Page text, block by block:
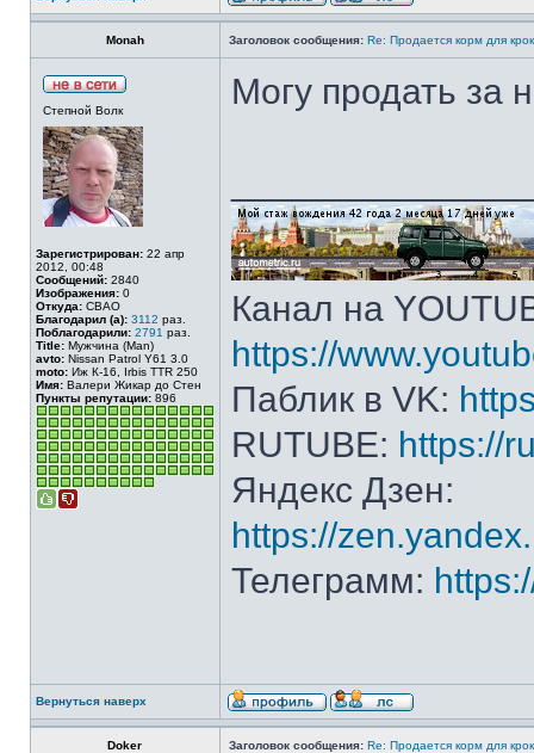
Monah Заголовок сообщения: Re: Продается корм для
Степной Волк
Зарегистрирован: 22 апр
2012, 00:48
Сообщений: 2840
Изображения: 0
Откуда: СВАО
Благодарил (а): 3112 раз.
Поблагодарили: 2791 раз.
Title: Мужчина (Man)
avto: Nissan Patrol Y61 3.0
moto: Иж К-16, Irbis TTR 250
Имя: Валери Жикар до Стен
Пункты репутации: 896
Могу продать за
Канал на
https://
Паблик в VK:
RUTUBE: https://
Яндекс Дзен:
https://
Телеграмм:
Вернуться наверх
Doker Заголовок сообщения: Re: Продается корм для